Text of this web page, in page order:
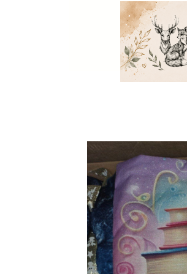
Panneau de gestion des cookies